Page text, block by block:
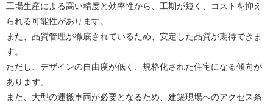
工場生産による高い精度と効率性から、工期が短く、コストを抑え
られる可能性があります。
また、品質管理が徹底されているため、安定した品質が期待できま
す。
ただし、デザインの自由度が低く、規格化された住宅になる傾向が
あります。
また、大型の運搬車両が必要となるため、建築現場へのアクセス条